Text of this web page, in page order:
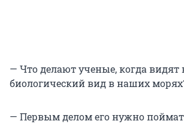
— Что делают ученые, когда
биологический вид в наших
— Первым делом его нужно